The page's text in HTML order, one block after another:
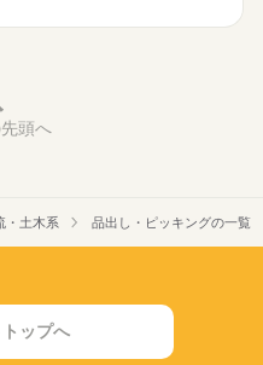
頭へ
・土木系 品出し・ピッキングの一覧
ップへ